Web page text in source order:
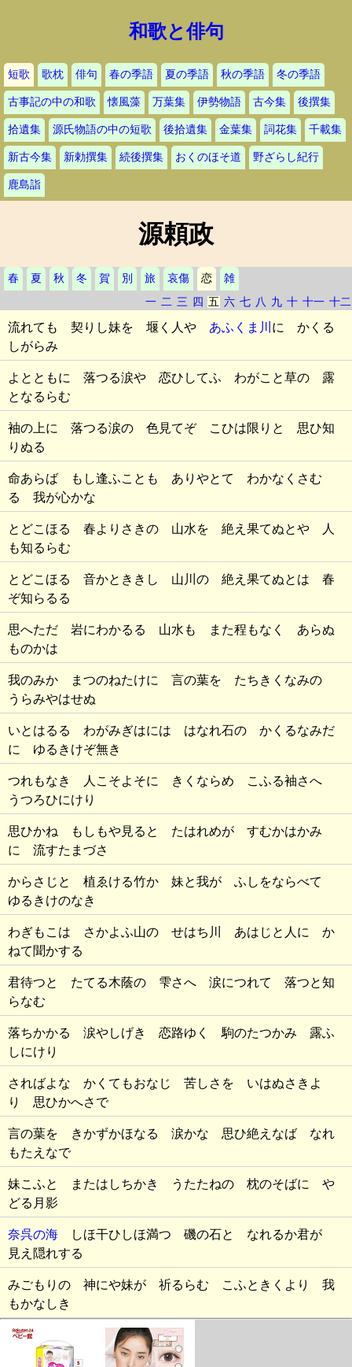
和歌と俳句
短歌 歌枕 俳句 春の季語 夏の季語 秋の季語 冬の季語
古事記の中の和歌 懐風藻 万葉集 伊勢物語 古今集 後撰集
拾遺集 源氏物語の中の短歌 後拾遺集 金葉集 詞花集 千載集
新古今集 新勅撰集 続後撰集 おくのほそ道 野ざらし紀行
鹿島詣
源頼政
春 夏 秋 冬 賀 別 旅 哀傷 恋
雑
一 二 三 四 五 六 七 八 九 十 十一 十二
流れても 契りし妹を 堰く人や あふくま川 に かくる
しがらみ
よとともに 落つる涙や 恋ひしてふ わがこと草の 露
となるらむ
袖の上に 落つる涙の 色見てぞ こひは限りと 思ひ知
りぬる
命あらば もし逢ふことも ありやとて わかなくさむ
る 我が心かな
とどこほる 春よりさきの 山水を 絶え果てぬとや 人
も知るらむ
とどこほる 音かとききし 山川の 絶え果てぬとは 春
ぞ知らるる
思へただ 岩にわかるる 山水も また程もなく あらぬ
ものかは
我のみか まつのねたけに 言の葉を たちきくなみの
うらみやはせぬ
いとはるる わがみぎはには はなれ石の かくるなみだ
に ゆるきけぞ無き
つれもなき 人こそよそに きくならめ こふる袖さへ
うつろひにけり
思ひかね もしもや見ると たはれめが すむかはかみ
に 流すたまづさ
からさじと 植ゑける竹か 妹と我が ふしをならべて
ゆるきけのなき
わぎもこは さかよふ山の せはち川 あはじと人に か
ねて聞かする
君待つと たてる木蔭の 雫さへ 涙につれて 落つと知
らなむ
落ちかかる 涙やしげき 恋路ゆく 駒のたつかみ 露ふ
しにけり
さればよな かくてもおなじ 苦しさを いはぬさきよ
り 思ひかへさで
言の葉を きかずかほなる 涙かな 思ひ絶えなば なれ
もたえなで
妹こふと またはしちかき うたたねの 枕のそばに や
どる月影
奈呉の海 しほ干ひしほ満つ 磯の石と なれるか君が
見え隠れする
みごもりの 神にや妹が 祈るらむ こふときくより 我
もかなしき